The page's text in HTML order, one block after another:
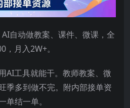
自动做教案、课件、微课，全
月入2W+。
AI工具就能干。教师教案、微
季多到做不完。附内部接单资
单结一单。